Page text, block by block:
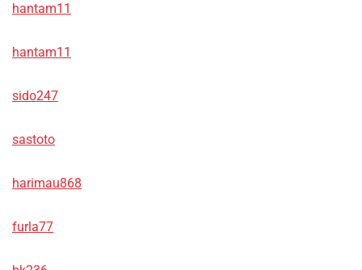
hantam11
hantam11
sido247
sastoto
harimau868
furla77